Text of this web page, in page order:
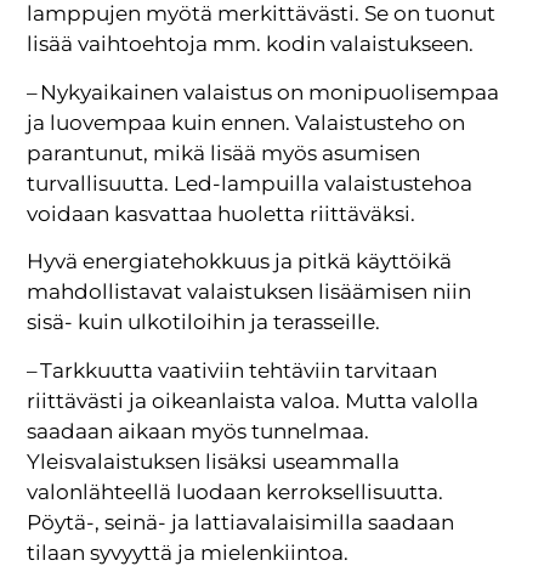
lamppujen myötä merkittävästi. Se on tuonut
lisää vaihtoehtoja mm. kodin valaistukseen.
– Nykyaikainen valaistus on monipuolisempaa
ja luovempaa kuin ennen. Valaistusteho on
parantunut, mikä lisää myös asumisen
turvallisuutta. Led-lampuilla valaistustehoa
voidaan kasvattaa huoletta riittäväksi.
Hyvä energiatehokkuus ja pitkä käyttöikä
mahdollistavat valaistuksen lisäämisen niin
sisä- kuin ulkotiloihin ja terasseille.
– Tarkkuutta vaativiin tehtäviin tarvitaan
riittävästi ja oikeanlaista valoa. Mutta valolla
saadaan aikaan myös tunnelmaa.
Yleisvalaistuksen lisäksi useammalla
valonlähteellä luodaan kerroksellisuutta.
Pöytä-, seinä- ja lattiavalaisimilla saadaan
tilaan syvyyttä ja mielenkiintoa.